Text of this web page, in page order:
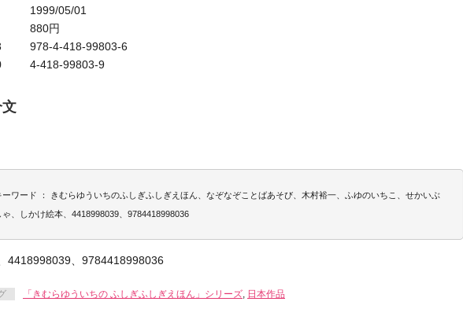
1999/05/01
880円
978-4-418-99803-6
4-418-99803-9
ーワード ： きむらゆういちのふしぎふしぎえほん、なぞなぞことばあそび、木村裕一、ふゆのいちこ、せかいぶ
ゃ、しかけ絵本、4418998039、9784418998036
4418998039、9784418998036
「きむらゆういちの ふしぎふしぎえほん」シリーズ, 日本作品